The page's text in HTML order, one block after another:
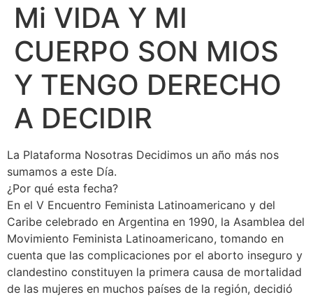
Mi VIDA Y MI
CUERPO SON MIOS
Y TENGO DERECHO
A DECIDIR
La Plataforma Nosotras Decidimos un año más nos
sumamos a este Día.
¿Por qué esta fecha?
En el V Encuentro Feminista Latinoamericano y del
Caribe celebrado en Argentina en 1990, la Asamblea del
Movimiento Feminista Latinoamericano, tomando en
cuenta que las complicaciones por el aborto inseguro y
clandestino constituyen la primera causa de mortalidad
de las mujeres en muchos países de la región, decidió